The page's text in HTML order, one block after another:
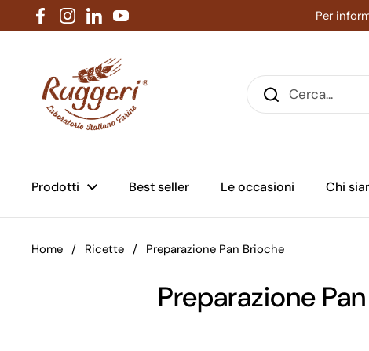
Passa ai contenuti
Facebook
Instagram
LinkedInYouTube
Per
Prodotti Best seller Le occasioni Chi
Home / Ricette / Preparazione Pan Brioche
Preparazione